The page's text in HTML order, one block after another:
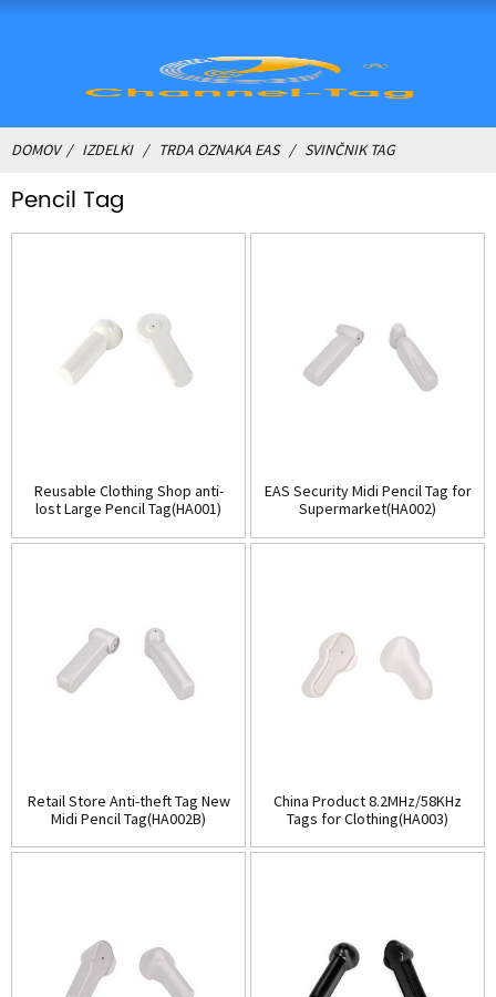
DOMOV IZDELKI TRDA OZNAKA EAS SVINČNIK TAG
Pencil Tag
Reusable Clothing Shop anti-
lost Large Pencil Tag(HA001)
EAS Security Midi Pencil Tag for
Supermarket(HA002)
Retail Store Anti-theft Tag New
Midi Pencil Tag(HA002B)
China Product 8.2MHz/58KHz
Tags for Clothing(HA003)